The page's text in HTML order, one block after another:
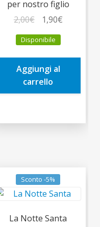
per nostro figlio
2,00€
prezzo
originale
era:
2,00€.
1,90€Il
è:
Disponibile
Aggiungi al
carrello
Sconto -5%
La Notte Santa